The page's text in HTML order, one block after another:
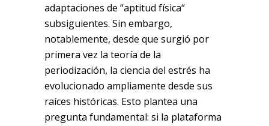
adaptaciones de “aptitud física“
subsiguientes. Sin embargo,
notablemente, desde que surgió por
primera vez la teoría de la
periodización, la ciencia del estrés ha
evolucionado ampliamente desde sus
raíces históricas. Esto plantea una
pregunta fundamental: si la plataforma